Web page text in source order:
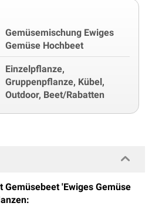
Gemüsemischung Ewiges
Gemüse Hochbeet
Einzelpflanze,
Gruppenpflanze, Kübel,
Outdoor, Beet/Rabatten
Gemüsebeet 'Ewiges Gemüse